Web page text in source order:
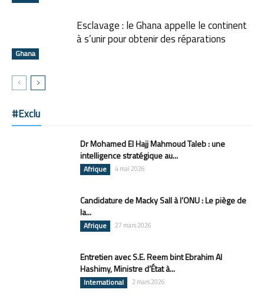
Ghana
Esclavage : le Ghana appelle le continent
à s’unir pour obtenir des réparations
#Exclu
Dr Mohamed El Hajj Mahmoud Taleb : une
intelligence stratégique au...
Afrique 4 mai 2026
Candidature de Macky Sall à l’ONU : Le piège de
la...
Afrique 27 mars 2026
Entretien avec S.E. Reem bint Ebrahim Al
Hashimy, Ministre d’État à...
International 2 mars 2026